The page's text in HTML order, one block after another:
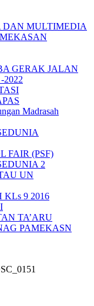
DAN MULTIMEDIA
GERAK JALAN
2022
Madrasah
FAIR (PSF)
2
UN
KLs 9 2016
TA’ARU
PAMEKASN